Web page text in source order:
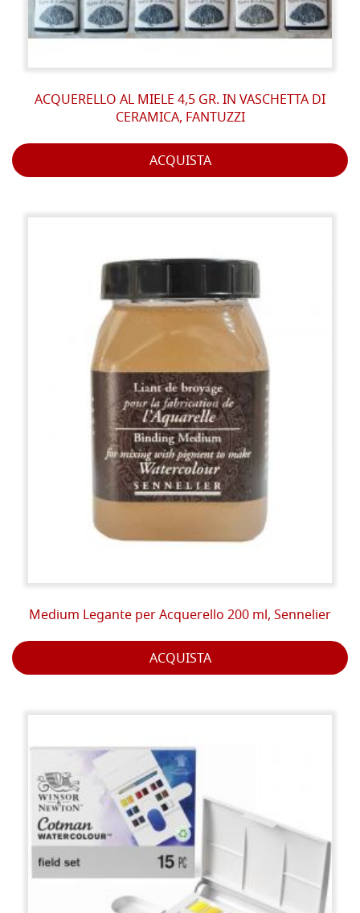
ACQUERELLO AL MIELE 4,5 GR. IN VASCHETTA DI
CERAMICA, FANTUZZI
ACQUISTA
Medium Legante per Acquerello 200 ml, Sennelier
ACQUISTA